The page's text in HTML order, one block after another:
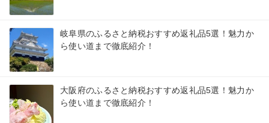
岐阜県のふるさと納税おすすめ返礼品5選！魅力か
ら使い道まで徹底紹介！
大阪府のふるさと納税おすすめ返礼品5選！魅力か
ら使い道まで徹底紹介！